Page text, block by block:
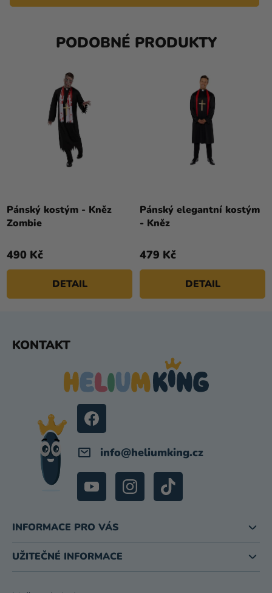
PODOBNÉ PRODUKTY
Pánský kostým - Kněz
Zombie
490 Kč
DETAIL
Pánský elegantní kostým
- Kněz
479 Kč
DETAIL
KONTAKT
info@heliumking.cz
INFORMACE PRO VÁS
UŽITEČNÉ INFORMACE